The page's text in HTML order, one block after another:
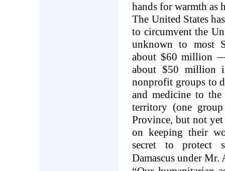
hands for warmth as
The United States
to circumvent the
unknown to most
about $60 million
about $50 million
nonprofit groups to
and medicine to
territory (one
Province, but not
on keeping their
secret to protect
Damascus under Mr.